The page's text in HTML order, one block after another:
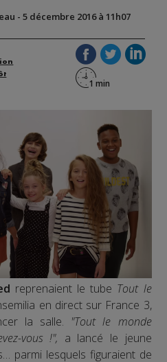
- 5 décembre 2016 à 11h07
reprenaient le tube Tout le
en direct sur France 3,
la salle. "Tout le monde
vous !", a lancé le jeune
parmi lesquels figuraient de